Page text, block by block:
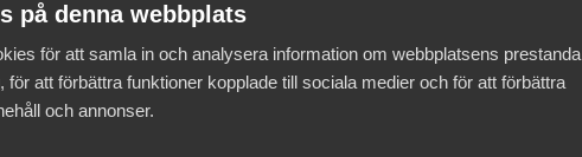
på denna webbplats
för att samla in och analysera information om webbplatsens prestanda
för att förbättra funktioner kopplade till sociala medier och för att förbättra
och annonser.